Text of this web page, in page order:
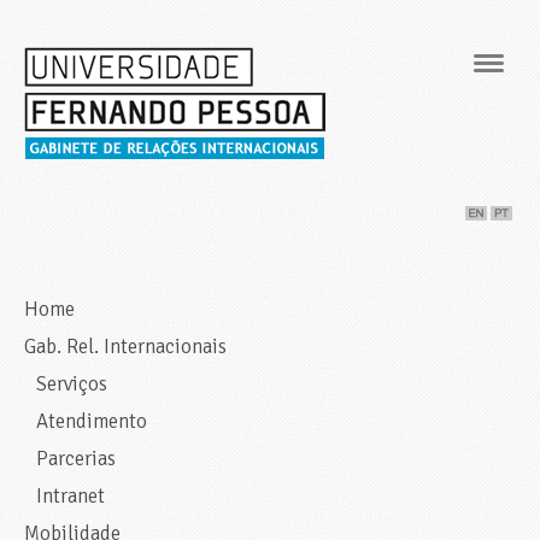
Home
Gab. Rel. Internacionais
Serviços
Atendimento
Parcerias
Intranet
Mobilidade